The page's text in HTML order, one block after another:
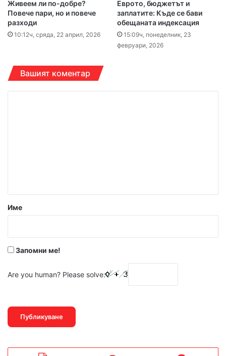
Живеем ли по-добре?
Повече пари, но и повече
разходи
10:12ч, сряда, 22 април, 2026
Еврото, бюджетът и
заплатите: Къде се бави
обещаната индексация
15:09ч, понеделник, 23
февруари, 2026
Вашият коментар
р
Име
Запомни ме!
Are you human? Please solve: